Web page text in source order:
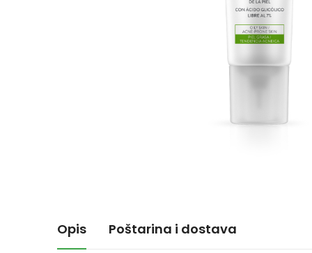
Opis Poštarina i dostava